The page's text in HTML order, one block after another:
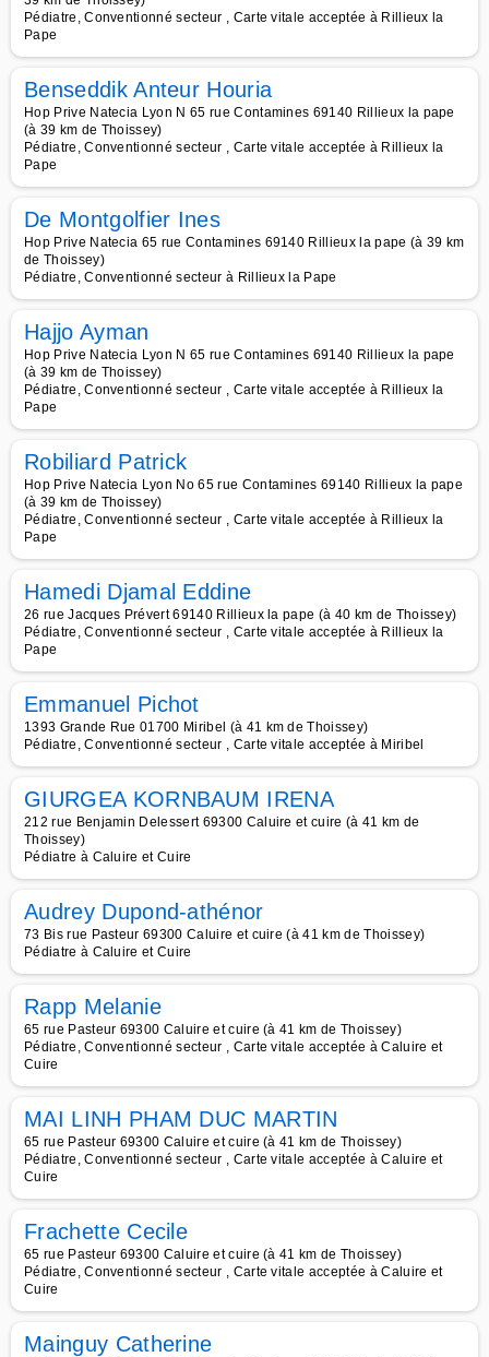
Pédiatre, Conventionné secteur , Carte vitale acceptée à Rillieux la
Pape
Benseddik Anteur Houria
Hop Prive Natecia Lyon N 65 rue Contamines 69140 Rillieux la pape
(à 39 km de Thoissey)
Pédiatre, Conventionné secteur , Carte vitale acceptée à Rillieux la
Pape
De Montgolfier Ines
Hop Prive Natecia 65 rue Contamines 69140 Rillieux la pape (à 39 km
de Thoissey)
Pédiatre, Conventionné secteur à Rillieux la Pape
Hajjo Ayman
Hop Prive Natecia Lyon N 65 rue Contamines 69140 Rillieux la pape
(à 39 km de Thoissey)
Pédiatre, Conventionné secteur , Carte vitale acceptée à Rillieux la
Pape
Robiliard Patrick
Hop Prive Natecia Lyon No 65 rue Contamines 69140 Rillieux la pape
(à 39 km de Thoissey)
Pédiatre, Conventionné secteur , Carte vitale acceptée à Rillieux la
Pape
Hamedi Djamal Eddine
26 rue Jacques Prévert 69140 Rillieux la pape (à 40 km de Thoissey)
Pédiatre, Conventionné secteur , Carte vitale acceptée à Rillieux la
Pape
Emmanuel Pichot
1393 Grande Rue 01700 Miribel (à 41 km de Thoissey)
Pédiatre, Conventionné secteur , Carte vitale acceptée à Miribel
GIURGEA KORNBAUM IRENA
212 rue Benjamin Delessert 69300 Caluire et cuire (à 41 km de
Thoissey)
Pédiatre à Caluire et Cuire
Audrey Dupond-athénor
73 Bis rue Pasteur 69300 Caluire et cuire (à 41 km de Thoissey)
Pédiatre à Caluire et Cuire
Rapp Melanie
65 rue Pasteur 69300 Caluire et cuire (à 41 km de Thoissey)
Pédiatre, Conventionné secteur , Carte vitale acceptée à Caluire et
Cuire
MAI LINH PHAM DUC MARTIN
65 rue Pasteur 69300 Caluire et cuire (à 41 km de Thoissey)
Pédiatre, Conventionné secteur , Carte vitale acceptée à Caluire et
Cuire
Frachette Cecile
65 rue Pasteur 69300 Caluire et cuire (à 41 km de Thoissey)
Pédiatre, Conventionné secteur , Carte vitale acceptée à Caluire et
Cuire
Mainguy Catherine